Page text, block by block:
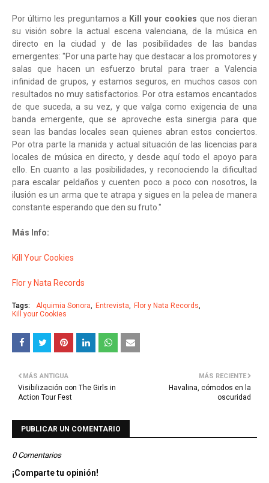
Por último les preguntamos a Kill your cookies que nos dieran
su visión sobre la actual escena valenciana, de la música en
directo en la ciudad y de las posibilidades de las bandas
emergentes: "Por una parte hay que destacar a los promotores y
salas que hacen un esfuerzo brutal para traer a Valencia
infinidad de grupos, y estamos seguros, en muchos casos con
resultados no muy satisfactorios. Por otra estamos encantados
de que suceda, a su vez, y que valga como exigencia de una
banda emergente, que se aproveche esta sinergia para que
sean las bandas locales sean quienes abran estos conciertos.
Por otra parte la manida y actual situación de las licencias para
locales de música en directo, y desde aquí todo el apoyo para
ello. En cuanto a las posibilidades, y reconociendo la dificultad
para escalar peldaños y cuenten poco a poco con nosotros, la
ilusión es un arma que te atrapa y sigues en la pelea de manera
constante esperando que den su fruto."
Más Info:
Kill Your Cookies
Flor y Nata Records
Tags: Alquimia Sonora Entrevista
Flor y Nata Records
Kill your Cookies
MÁS RECIENTE
Havalina, cómodos en la
oscuridad
MÁS ANTIGUA
Visibilización con The Girls in
Action Tour Fest
PUBLICAR UN COMENTARIO
0 Comentarios
¡Comparte tu opinión!